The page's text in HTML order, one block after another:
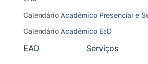
Calendário Acadêmico Presencial e
Calendário Acadêmico EaD
EAD Serviços